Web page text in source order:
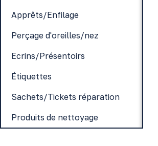
Apprêts/Enfilage
Perçage d'oreilles/nez
Ecrins/Présentoirs
Étiquettes
Sachets/Tickets réparation
Produits de nettoyage